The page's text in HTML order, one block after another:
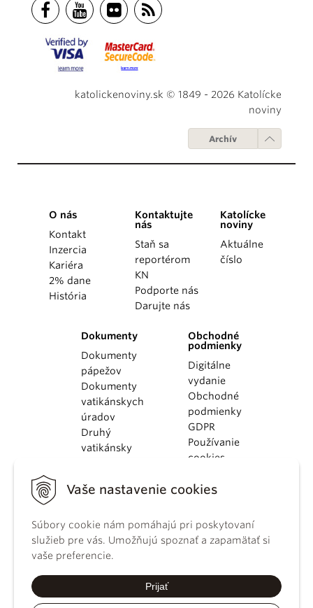
Vaše nastavenie cookies
Súbory cookie nám pomáhajú pri poskytovaní
služieb pre vás. Umožňujú spoznať a zapamätať si
vaše preferencie.
Prijať
katolickenoviny.sk © 1849 - 2026 Katolícke
noviny
Archív
O nás
Kontakt
Inzercia
Kariéra
2% dane
História
Kontaktujte
nás
Staň sa
reportérom
KN
Podporte nás
Darujte nás
Katolícke
noviny
Aktuálne
číslo
Dokumenty
Dokumenty
pápežov
Dokumenty
vatikánskych
úradov
Druhý
vatikánsky
KBS
kánonického
práva
Katechizmus
Obchodné
podmienky
Digitálne
vydanie
Obchodné
podmienky
GDPR
Používanie
cookies